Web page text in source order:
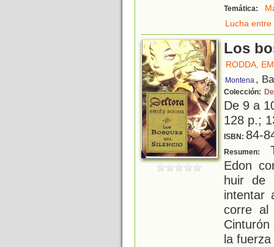
Temática:
Lucha entre
Los
RODDA,
Montena ,
Colección:
De 9 a
128 p.;
ISBN: 84-
Resumen:
Edon
huir de
intentar
corre al
Cinturón
la